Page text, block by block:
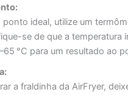
ponto ideal, utilize um
se de que a temperatura
°C para um resultado ao
a fraldinha da AirFryer,